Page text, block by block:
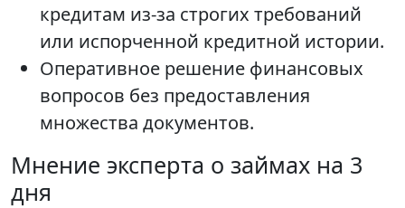
кредитам из-за строгих требований
или испорченной кредитной истории.
Оперативное решение финансовых
вопросов без предоставления
множества документов.
Мнение эксперта о займах на 3
дня